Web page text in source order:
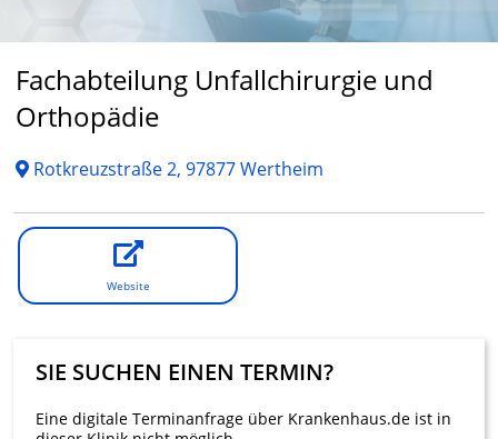
Fachabteilung Unfallchirurgie und
Orthopädie
Rotkreuzstraße 2, 97877 Wertheim
Website
SIE SUCHEN EINEN TERMIN?
Eine digitale Terminanfrage über Krankenhaus.de ist in